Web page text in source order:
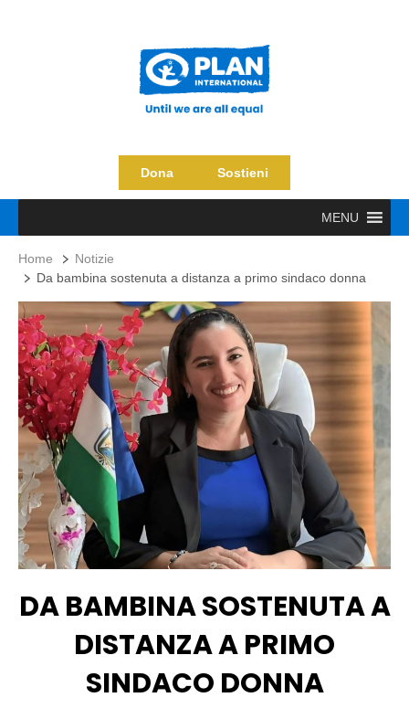
Dona Sostieni
MENU
Home
Notizie
Da bambina sostenuta a distanza a primo sindaco donna
DA BAMBINA SOSTENUTA A
DISTANZA A PRIMO
SINDACO DONNA